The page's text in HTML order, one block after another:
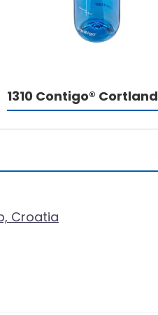
1310 Contigo® Cortland
Croatia